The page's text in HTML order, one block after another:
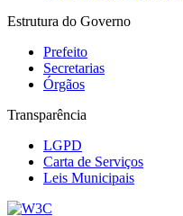
Estrutura do Governo
Prefeito
Secretarias
Órgãos
Transparência
LGPD
Carta de Serviços
Leis Municipais